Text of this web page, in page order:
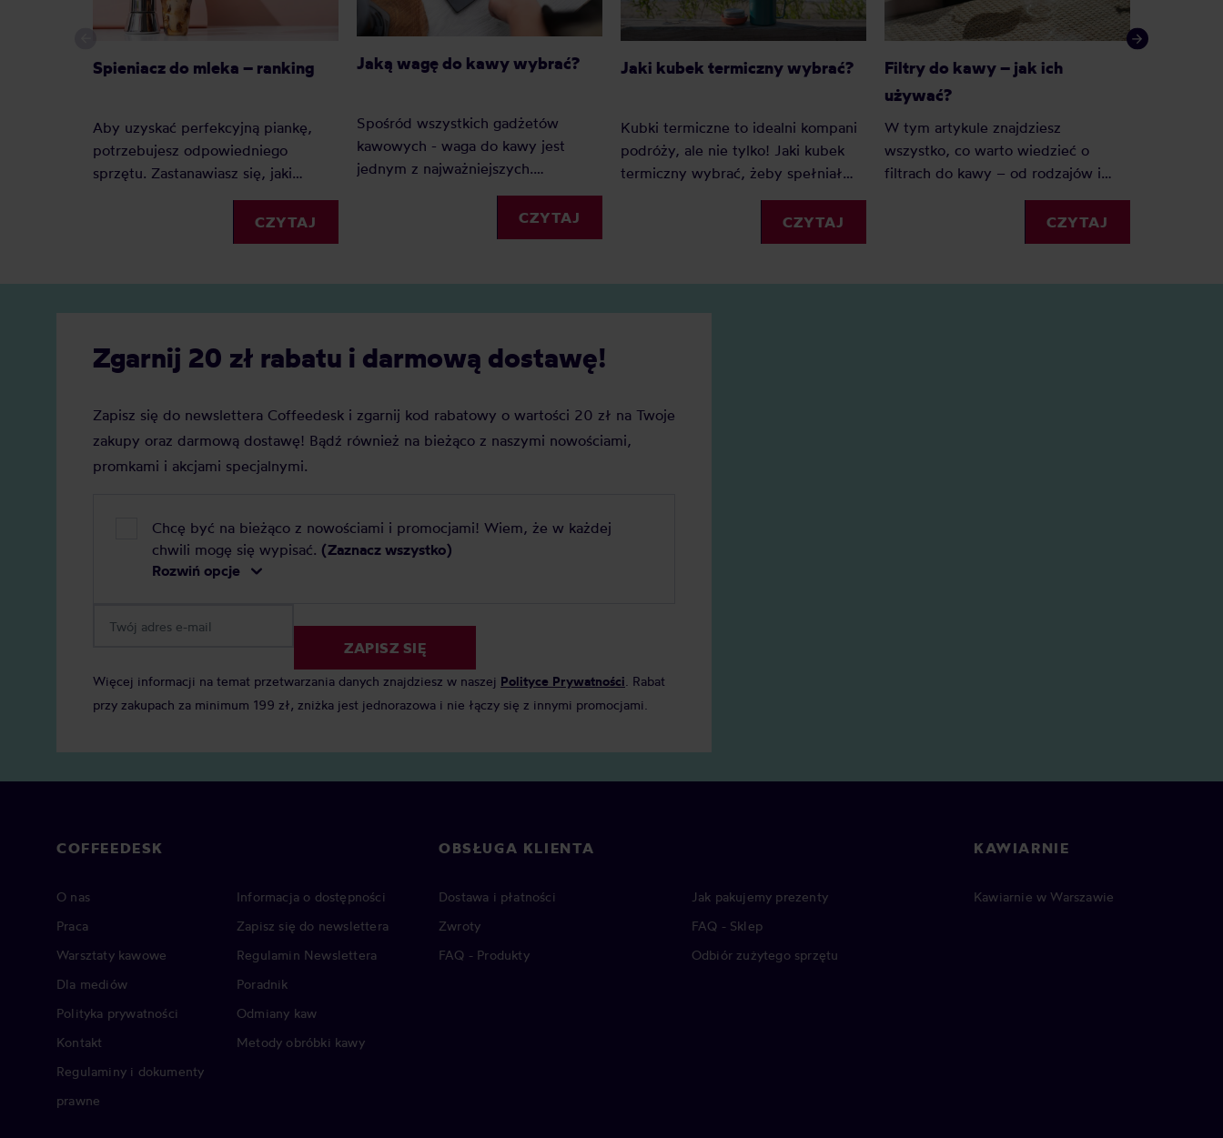
Spieniacz do mleka – ranking
Aby uzyskać perfekcyjną piankę,
potrzebujesz odpowiedniego
sprzętu. Zastanawiasz się, jaki
spieniacz do mleka kupić?
Elektryczny, ręczny, a może
indukcyjny? Oto nasz szczegółowy
CZYTAJ
Jaką wagę do kawy wybrać?
Spośród wszystkich gadżetów
kawowych - waga do kawy jest
jednym z najważniejszych.
Dlaczego? Ponieważ dzięki wadze
zyskujemy precyzję i powtarzalność.
Jaką jednak wagę do kawy wybrać?
CZYTAJ
Jaki kubek termiczny wybrać?
Kubki termiczne to idealni kompani
podróży, ale nie tylko! Jaki kubek
termiczny wybrać, żeby spełniał
wszystkie Twoje oczekiwania?
Sprawdź nasz mini-przewodnik po
kubkach termicznych.
CZYTAJ
Filtry do kawy – jak ich
używać?
W tym artykule znajdziesz
wszystko, co warto wiedzieć o
filtrach do kawy – od rodzajów i
rozmiarów, po praktyczne
wskazówki, jak z nich korzystać.
CZYTAJ
Zgarnij 20 zł rabatu i darmową dostawę!
Zapisz się do newslettera Coffeedesk i zgarnij kod rabatowy o wartości 20 zł na Twoje
zakupy oraz darmową dostawę! Bądź również na bieżąco z naszymi nowościami,
promkami i akcjami specjalnymi.
Chcę być na bieżąco z nowościami i promocjami! Wiem, że w każdej
chwili mogę się wypisać. (Zaznacz wszystko)
Rozwiń opcje
ZAPISZ SIĘ
Więcej informacji na temat przetwarzania danych znajdziesz w naszej Polityce Prywatności . Rabat
przy zakupach za minimum 199 zł, zniżka jest jednorazowa i nie łączy się z innymi promocjami.
COFFEEDESK
O nas
Praca
Warsztaty kawowe
Dla mediów
Polityka prywatności
Kontakt
Regulaminy i dokumenty
prawne
Informacja o dostępności
Zapisz się do newslettera
Regulamin Newslettera
Poradnik
Odmiany kaw
Metody obróbki kawy
OBSŁUGA KLIENTA
Dostawa i płatności
Zwroty
FAQ - Produkty
Jak pakujemy prezenty
FAQ - Sklep
Odbiór zużytego sprzętu
KAWIARNIE
Kawiarnie w Warszawie